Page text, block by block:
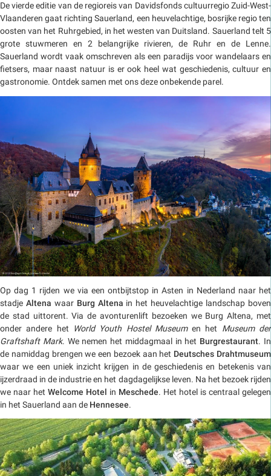
De vierde editie van de regioreis van Davidsfonds cultuurregio Zuid-West-
Vlaanderen gaat richting Sauerland, een heuvelachtige, bosrijke regio ten
oosten van het Ruhrgebied, in het westen van Duitsland. Sauerland telt 5
grote stuwmeren en 2 belangrijke rivieren, de Ruhr en de Lenne.
Sauerland wordt vaak omschreven als een paradijs voor wandelaars en
fietsers, maar naast natuur is er ook heel wat geschiedenis, cultuur en
gastronomie. Ontdek samen met ons deze onbekende parel.
Op dag 1 rijden we via een ontbijtstop in Asten in Nederland naar het
stadje Altena waar Burg Altena in het heuvelachtige landschap boven
de stad uittorent. Via de avonturenlift bezoeken we Burg Altena, met
onder andere het
World Youth Hostel Museumen het Museum der
Graftshaft Mark. We nemen het middagmaal in het Burgrestaurant. In
de namiddag brengen we een bezoek aan het Deutsches Drahtmuseum
waar we een uniek inzicht krijgen in de geschiedenis en betekenis van
ijzerdraad in de industrie en het dagdagelijkse leven. Na het bezoek rijden
we naar het Welcome Hotel in Meschede. Het hotel is centraal gelegen
in het Sauerland aan de Hennesee.